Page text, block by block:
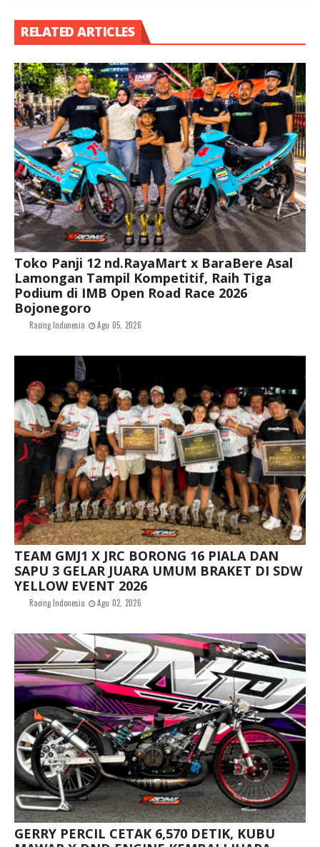
RELATED ARTICLES
Toko Panji 12 nd.RayaMart x BaraBere Asal
Lamongan Tampil Kompetitif, Raih Tiga
Podium di IMB Open Road Race 2026
Bojonegoro
Racing Indonesia Agu 05, 2026
TEAM GMJ1 X JRC BORONG 16 PIALA DAN
SAPU 3 GELAR JUARA UMUM BRAKET DI SDW
YELLOW EVENT 2026
Racing Indonesia Agu 02, 2026
GERRY PERCIL CETAK 6,570 DETIK, KUBU